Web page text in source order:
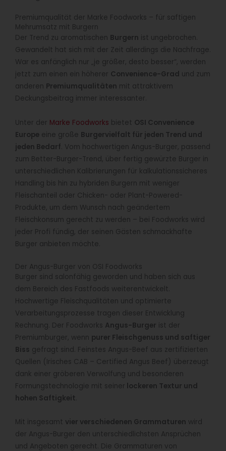
Premiumqualität der Marke Foodworks – für saftigen
Mehrumsatz mit Burgern
Der Trend zu aromatischen Burgern ist ungebrochen.
Gewandelt hat sich mit der Zeit allerdings die Nachfrage.
War es anfänglich nur „je größer, desto besser“, werden
jetzt zum einen ein höherer Convenience-Grad und zum
anderen Premiumqualitäten mit attraktivem
Deckungsbeitrag immer interessanter.
Unter der Marke Foodworks bietet OSI Convenience
Europe eine große Burgervielfalt für jeden Trend und
jeden Bedarf . Vom hochwertigen Angus-Burger, passend
zum Better-Burger-Trend, über fertig gewürzte Burger in
unterschiedlichen Kalibrierungen für kalkulationssicheres
Handling bis hin zu hybriden Burgern mit weniger
Fleischanteil oder Chicken- oder Plant-Powered-
Produkte, um dem Wunsch nach geändertem
Fleischkonsum gerecht zu werden – bei Foodworks wird
jeder Profi fündig, der seinen Gästen schmackhafte
Burger anbieten möchte.
Der Angus-Burger von OSI Foodworks
Burger sind salonfähig geworden und haben sich aus
dem Bereich des Fastfoods weiterentwickelt.
Hochwertige Fleischqualitäten und optimierte
Verarbeitungsprozesse tragen dieser Entwicklung
Rechnung. Der Foodworks Angus-Burger ist der
Premiumburger, wenn purer Fleischgenuss und saftiger
Biss gefragt sind. Feinstes Angus-Beef aus zertifizierten
Quellen (Irisches CAB – Certified Angus Beef) überzeugt
dank einer gröberen Verwolfung und besonderen
Formungstechnologie mit seiner lockeren Textur und
hohen Saftigkeit
Mit insgesamt vier verschiedenen Grammaturen wird
der Angus-Burger den unterschiedlichsten Ansprüchen
und Angeboten gerecht. Die Grammaturen von